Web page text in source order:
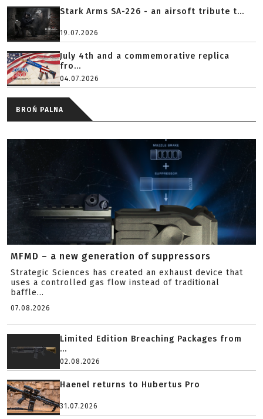
Stark Arms SA-226 - an airsoft tribute t...
19.07.2026
July 4th and a commemorative replica
fro...
04.07.2026
BROŃ PALNA
MFMD – a new generation of suppressors
Strategic Sciences has created an exhaust device that
uses a controlled gas flow instead of traditional
baffle...
07.08.2026
Limited Edition Breaching Packages from
...
02.08.2026
Haenel returns to Hubertus Pro
31.07.2026